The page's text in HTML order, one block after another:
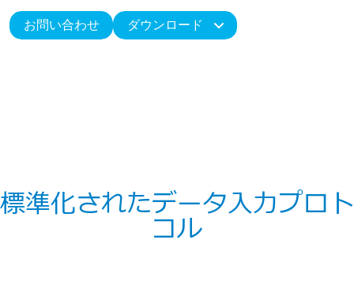
お問い合わせ ダウンロード
標準化されたデータ入力プロト
コル